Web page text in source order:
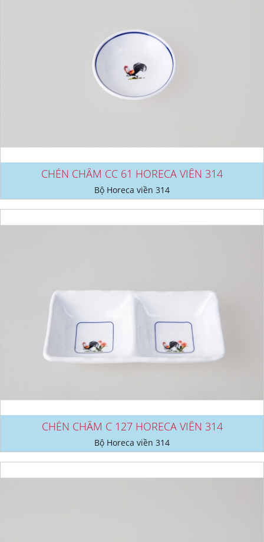
CHÉN CHẤM CC 61 HORECA VIỀN 314
Bộ Horeca viền 314
CHÉN CHẤM C 127 HORECA VIỀN 314
Bộ Horeca viền 314